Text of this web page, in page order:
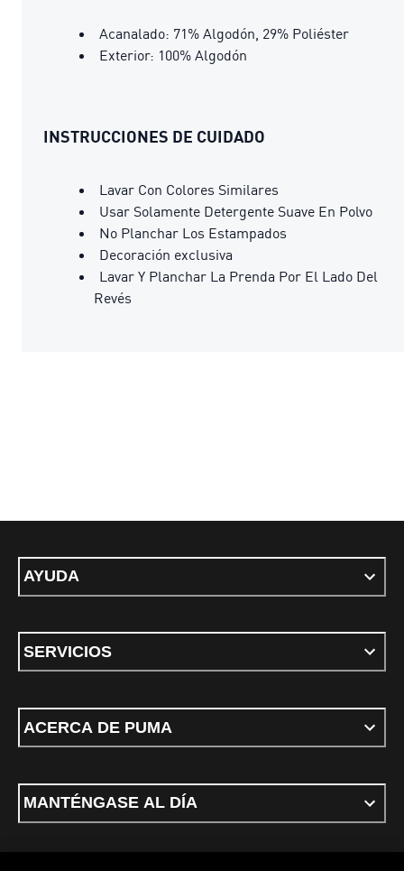
Acanalado: 71% Algodón, 29% Poliéster
Exterior: 100% Algodón
INSTRUCCIONES DE CUIDADO
Lavar Con Colores Similares
Usar Solamente Detergente Suave En Polvo
No Planchar Los Estampados
Decoración exclusiva
Lavar Y Planchar La Prenda Por El Lado Del
Revés
AYUDA
SERVICIOS
ACERCA DE PUMA
MANTÉNGASE AL DÍA